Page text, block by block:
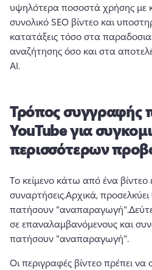
υψηλότερα ποσοστά χρήσης με
συνολικό SEO βίντεο και
κατατάξεις τόσο στα
αναζήτησης όσο και στα
AI.
Τρόπος συγγραφής
YouTube για
περισσότερων
Το κείμενο κάτω από ένα βίντεο
συναρτήσεις.Αρχικά,
πατήσουν "αναπαραγωγή".
σε επαναλαμβανόμενους και
πατήσουν "αναπαραγωγή".
Οι περιγραφές βίντεο πρέπει